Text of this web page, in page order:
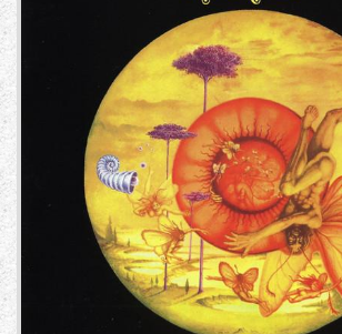
1483268951-
5820.jpeg.jpg